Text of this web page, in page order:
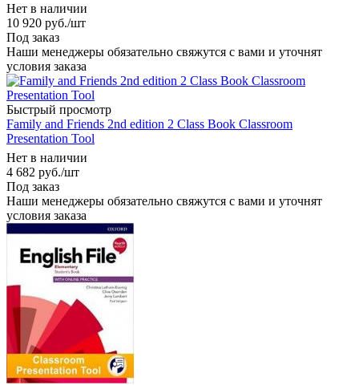
Нет в наличии
10 920 руб./шт
Под заказ
Наши менеджеры обязательно свяжутся с вами и уточнят
условия заказа
Быстрый просмотр
Family and Friends 2nd edition 2 Class Book Classroom
Presentation Tool
Нет в наличии
4 682 руб./шт
Под заказ
Наши менеджеры обязательно свяжутся с вами и уточнят
условия заказа